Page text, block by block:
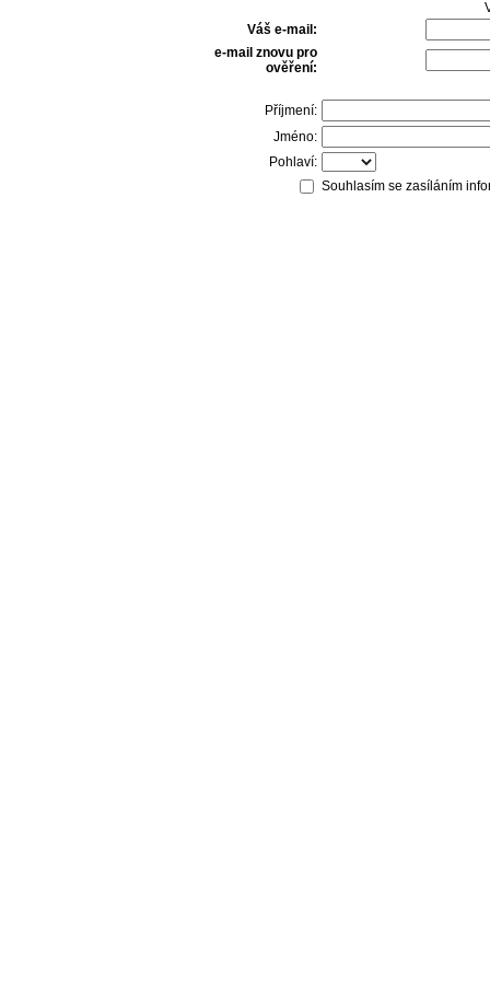
Váš e-mail:
e-mail znovu pro
ověření:
Příjmení:
Jméno:
Pohlaví:
Souhlasím se zasíláním